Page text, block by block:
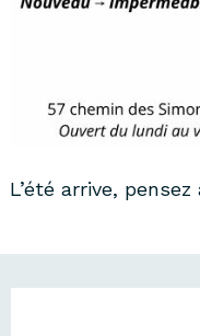
L’été arrive,